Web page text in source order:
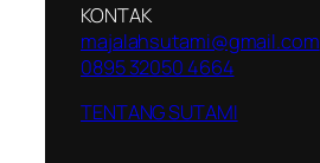
KONTAK
majalahsutami@gmail.com
0895 32050 4664
TENTANG SUTAMI